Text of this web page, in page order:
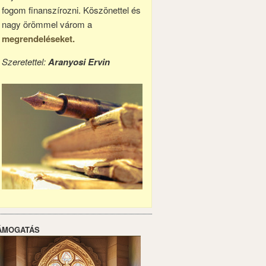
fogom finanszírozni. Köszönettel és
nagy örömmel várom a
megrendeléseket.
Szeretettel:Aranyosi Ervin